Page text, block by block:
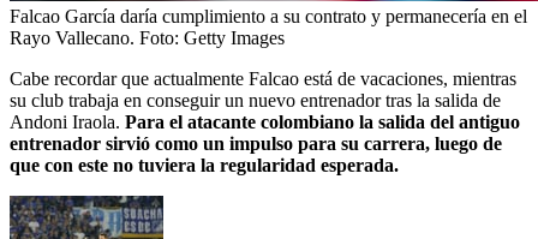
Falcao García daría cumplimiento a su contrato y permanecería en el
Rayo Vallecano. Foto: Getty Images
Cabe recordar que actualmente Falcao está de vacaciones, mientras
su club trabaja en conseguir un nuevo entrenador tras la salida de
Andoni Iraola. Para el atacante colombiano la salida del antiguo
entrenador sirvió como un impulso para su carrera, luego de
que con este no tuviera la regularidad esperada.